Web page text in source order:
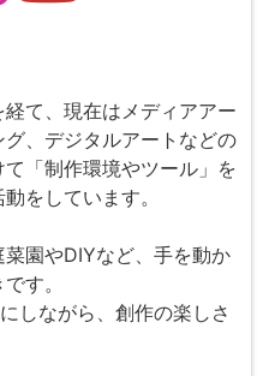
て、現在はメディアアー
グ、デジタルアートなどの
「制作環境やツール」を
をしています。
園やDIYなど、手を動か
す。
しながら、創作の楽しさ